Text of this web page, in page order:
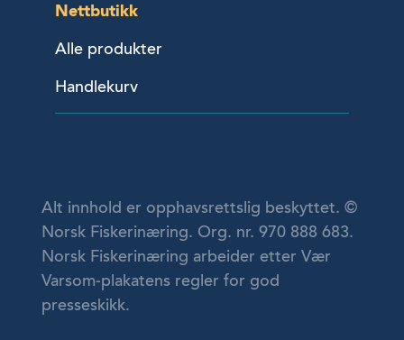
Nettbutikk
Alle produkter
Handlekurv
Alt innhold er opphavsrettslig beskyttet. ©
Norsk Fiskerinæring. Org. nr. 970 888 683.
Norsk Fiskerinæring arbeider etter Vær
Varsom-plakatens regler for god
presseskikk.